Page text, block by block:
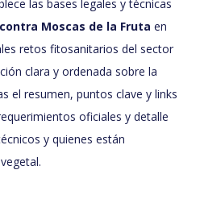
las bases legales y técnicas
Moscas de la Fruta en
retos fitosanitarios del sector
clara y ordenada sobre la
el resumen, puntos clave y links
oficiales y detalle
y quienes están